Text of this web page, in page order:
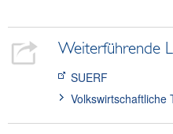
Weiterführende
SUERF
Volkswirtschaftliche